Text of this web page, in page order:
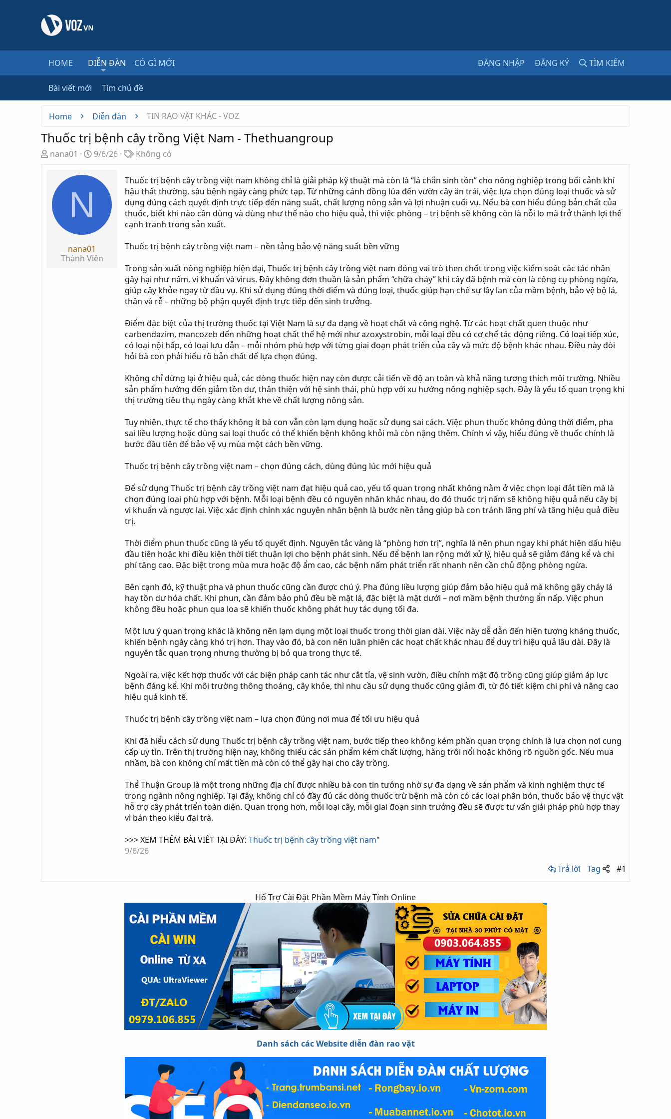
HOME DIỄN ĐÀN CÓ GÌ MỚI ĐĂNG NHẬP ĐĂNG KÝ TÌM KIẾM
Bài viết mới Tìm chủ đề
Home Diễn đàn TIN RAO VẶT KHÁC - VOZ
Thuốc trị bệnh cây trồng Việt Nam - Thethuangroup
T
h
a
d
nana01
N
g
à
9/6/26
T
ừ
h
ó
a
Không có
N
nana01
Thành Viên
Thuốc trị bệnh cây trồng việt nam không chỉ là giải pháp kỹ thuật mà còn là “lá chắn sinh tồn” cho nông nghiệp trong bối cảnh khí
hậu thất thường, sâu bệnh ngày càng phức tạp. Từ những cánh đồng lúa đến vườn cây ăn trái, việc lựa chọn đúng loại thuốc và sử
dụng đúng cách quyết định trực tiếp đến năng suất, chất lượng nông sản và lợi nhuận cuối vụ. Nếu bà con hiểu đúng bản chất của
thuốc, biết khi nào cần dùng và dùng như thế nào cho hiệu quả, thì việc phòng – trị bệnh sẽ không còn là nỗi lo mà trở thành lợi thế
cạnh tranh trong sản xuất.
Thuốc trị bệnh cây trồng việt nam – nền tảng bảo vệ năng suất bền vững
Trong sản xuất nông nghiệp hiện đại, Thuốc trị bệnh cây trồng việt nam đóng vai trò then chốt trong việc kiểm soát các tác nhân
gây hại như nấm, vi khuẩn và virus. Đây không đơn thuần là sản phẩm “chữa cháy” khi cây đã bệnh mà còn là công cụ phòng ngừa,
giúp cây khỏe ngay từ đầu vụ. Khi sử dụng đúng thời điểm và đúng loại, thuốc giúp hạn chế sự lây lan của mầm bệnh, bảo vệ bộ lá,
thân và rễ – những bộ phận quyết định trực tiếp đến sinh trưởng.
Điểm đặc biệt của thị trường thuốc tại Việt Nam là sự đa dạng về hoạt chất và công nghệ. Từ các hoạt chất quen thuộc như
carbendazim, mancozeb đến những hoạt chất thế hệ mới như azoxystrobin, mỗi loại đều có cơ chế tác động riêng. Có loại tiếp xúc,
có loại nội hấp, có loại lưu dẫn – mỗi nhóm phù hợp với từng giai đoạn phát triển của cây và mức độ bệnh khác nhau. Điều này đòi
hỏi bà con phải hiểu rõ bản chất để lựa chọn đúng.
Không chỉ dừng lại ở hiệu quả, các dòng thuốc hiện nay còn được cải tiến về độ an toàn và khả năng tương thích môi trường. Nhiều
sản phẩm hướng đến giảm tồn dư, thân thiện với hệ sinh thái, phù hợp với xu hướng nông nghiệp sạch. Đây là yếu tố quan trọng khi
thị trường tiêu thụ ngày càng khắt khe về chất lượng nông sản.
Tuy nhiên, thực tế cho thấy không ít bà con vẫn còn lạm dụng hoặc sử dụng sai cách. Việc phun thuốc không đúng thời điểm, pha
sai liều lượng hoặc dùng sai loại thuốc có thể khiến bệnh không khỏi mà còn nặng thêm. Chính vì vậy, hiểu đúng về thuốc chính là
bước đầu tiên để bảo vệ vụ mùa một cách bền vững.
Thuốc trị bệnh cây trồng việt nam – chọn đúng cách, dùng đúng lúc mới hiệu quả
Để sử dụng Thuốc trị bệnh cây trồng việt nam đạt hiệu quả cao, yếu tố quan trọng nhất không nằm ở việc chọn loại đắt tiền mà là
chọn đúng loại phù hợp với bệnh. Mỗi loại bệnh đều có nguyên nhân khác nhau, do đó thuốc trị nấm sẽ không hiệu quả nếu cây bị
vi khuẩn và ngược lại. Việc xác định chính xác nguyên nhân bệnh là bước nền tảng giúp bà con tránh lãng phí và tăng hiệu quả điều
trị.
Thời điểm phun thuốc cũng là yếu tố quyết định. Nguyên tắc vàng là “phòng hơn trị”, nghĩa là nên phun ngay khi phát hiện dấu hiệu
đầu tiên hoặc khi điều kiện thời tiết thuận lợi cho bệnh phát sinh. Nếu để bệnh lan rộng mới xử lý, hiệu quả sẽ giảm đáng kể và chi
phí tăng cao. Đặc biệt trong mùa mưa hoặc độ ẩm cao, các bệnh nấm phát triển rất nhanh nên cần chủ động phòng ngừa.
Bên cạnh đó, kỹ thuật pha và phun thuốc cũng cần được chú ý. Pha đúng liều lượng giúp đảm bảo hiệu quả mà không gây cháy lá
hay tồn dư hóa chất. Khi phun, cần đảm bảo phủ đều bề mặt lá, đặc biệt là mặt dưới – nơi mầm bệnh thường ẩn nấp. Việc phun
không đều hoặc phun qua loa sẽ khiến thuốc không phát huy tác dụng tối đa.
Một lưu ý quan trọng khác là không nên lạm dụng một loại thuốc trong thời gian dài. Việc này dễ dẫn đến hiện tượng kháng thuốc,
khiến bệnh ngày càng khó trị hơn. Thay vào đó, bà con nên luân phiên các hoạt chất khác nhau để duy trì hiệu quả lâu dài. Đây là
nguyên tắc quan trọng nhưng thường bị bỏ qua trong thực tế.
Ngoài ra, việc kết hợp thuốc với các biện pháp canh tác như cắt tỉa, vệ sinh vườn, điều chỉnh mật độ trồng cũng giúp giảm áp lực
bệnh đáng kể. Khi môi trường thông thoáng, cây khỏe, thì nhu cầu sử dụng thuốc cũng giảm đi, từ đó tiết kiệm chi phí và nâng cao
hiệu quả kinh tế.
Thuốc trị bệnh cây trồng việt nam – lựa chọn đúng nơi mua để tối ưu hiệu quả
Khi đã hiểu cách sử dụng Thuốc trị bệnh cây trồng việt nam, bước tiếp theo không kém phần quan trọng chính là lựa chọn nơi cung
cấp uy tín. Trên thị trường hiện nay, không thiếu các sản phẩm kém chất lượng, hàng trôi nổi hoặc không rõ nguồn gốc. Nếu mua
nhầm, bà con không chỉ mất tiền mà còn có thể gây hại cho cây trồng.
Thể Thuận Group là một trong những địa chỉ được nhiều bà con tin tưởng nhờ sự đa dạng về sản phẩm và kinh nghiệm thực tế
trong ngành nông nghiệp. Tại đây, không chỉ có đầy đủ các dòng thuốc trừ bệnh mà còn có các loại phân bón, thuốc bảo vệ thực vật
hỗ trợ cây phát triển toàn diện. Quan trọng hơn, mỗi loại cây, mỗi giai đoạn sinh trưởng đều sẽ được tư vấn giải pháp phù hợp thay
vì bán theo kiểu đại trà.
>>> XEM THÊM BÀI VIẾT TẠI ĐÂY: Thuốc trị bệnh cây trồng việt nam"
9/6/26
Trả lời
Tag #1
Hổ Trợ Cài Đặt Phần Mềm Máy Tính Online
Danh sách các Website diễn đàn rao vặt